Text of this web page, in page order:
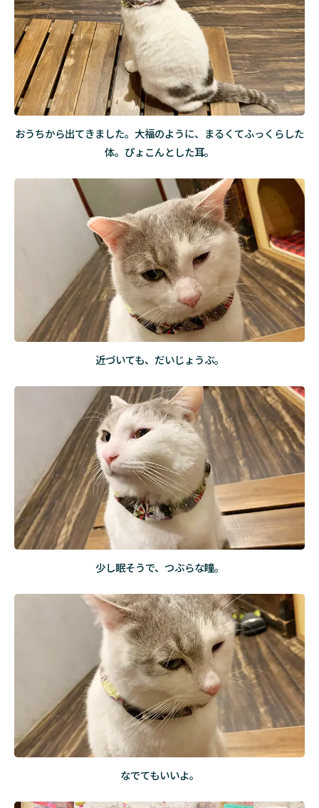
おうちから出てきました。大福のように、まるくてふっくらした
体。ぴょこんとした耳。
近づいても、だいじょうぶ。
少し眠そうで、つぶらな瞳。
なでてもいいよ。